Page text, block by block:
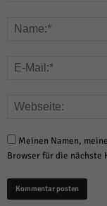
Meinen Namen,
Browser für die nächste